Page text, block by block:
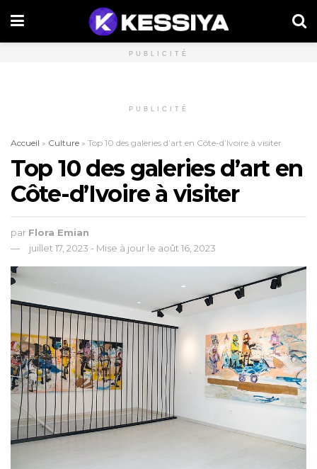
PUBLICITÉ
PUBLICITÉ
Accueil » Culture » Top 10 des galeries d’art en Côte-d’Ivoire à visiter
Top 10 des galeries d’art en
Côte-d’Ivoire à visiter
par Flora Emian
juillet 17, 2023 - Mise à jour le août 16, 2023